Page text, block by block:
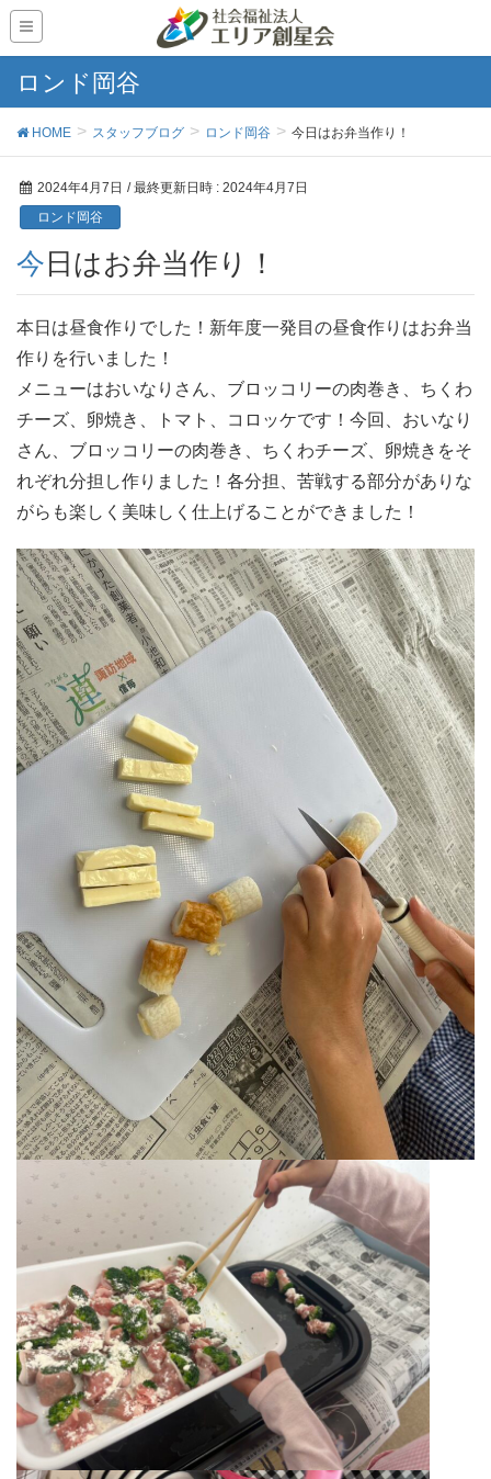
ロンド岡谷
HOME スタッフブログ ロンド岡谷 今日はお弁当作り！
2024年4月7日 / 最終更新日時 : 2024年4月7日
ロンド岡谷
今日はお弁当作り！
本日は昼食作りでした！新年度一発目の昼食作りはお弁当
作りを行いました！
メニューはおいなりさん、ブロッコリーの肉巻き、ちくわ
チーズ、卵焼き、トマト、コロッケです！今回、おいなり
さん、ブロッコリーの肉巻き、ちくわチーズ、卵焼きをそ
れぞれ分担し作りました！各分担、苦戦する部分がありな
がらも楽しく美味しく仕上げることができました！